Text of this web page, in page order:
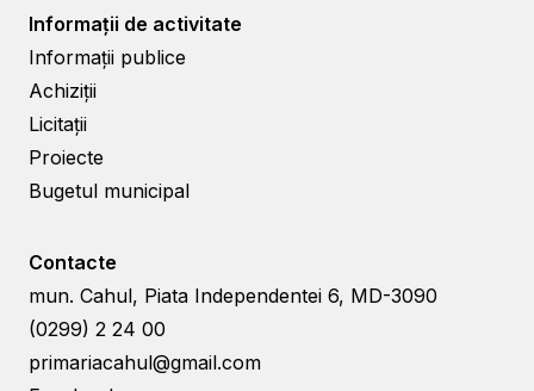
Informații de activitate
Informații publice
Achiziții
Licitații
Proiecte
Bugetul municipal
Contacte
mun. Cahul, Piata Independentei 6, MD-3090
(0299) 2 24 00
primariacahul@gmail.com